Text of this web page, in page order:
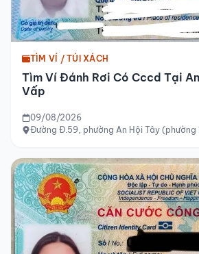
TÌM VÍ / TÚI XÁCH
Tìm Ví Đánh Rơi Có Cccd Tại
Vấp
09/08/2026
Đường Đ.59, phường An Hội Tây (phường